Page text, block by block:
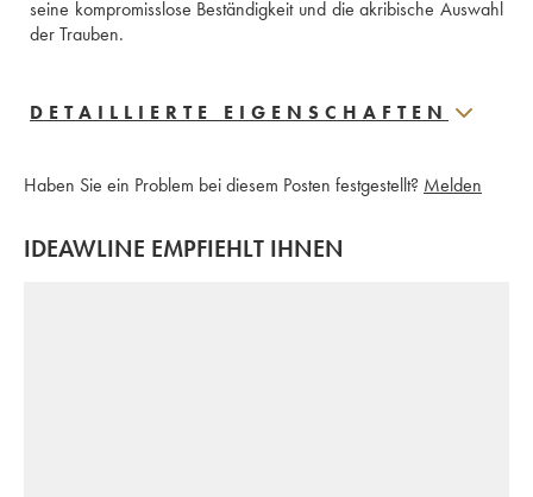
seine kompromisslose Beständigkeit und die akribische Auswahl
der Trauben.
DETAILLIERTE EIGENSCHAFTEN
Haben Sie ein Problem bei diesem Posten festgestellt? Melden
IDEAWLINE EMPFIEHLT IHNEN